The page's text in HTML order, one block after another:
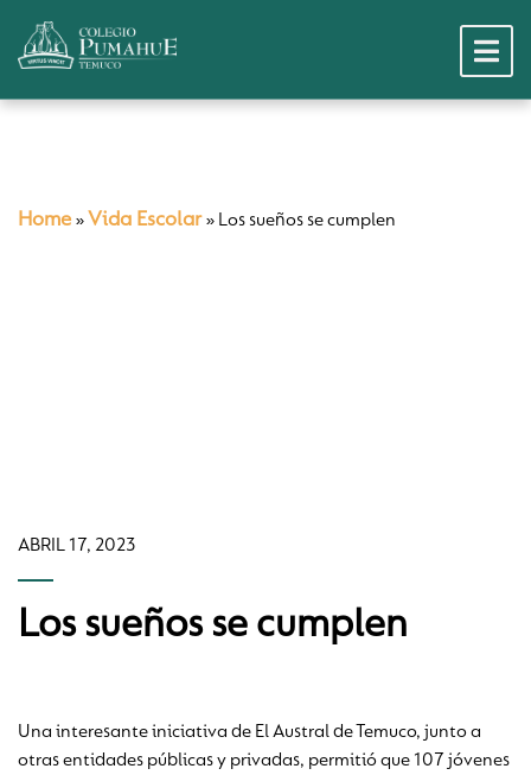
Home » Vida Escolar» Los sueños se cumplen
ABRIL 17, 2023
Los sueños se cumplen
Una interesante iniciativa de El Austral de Temuco, junto a
otras entidades públicas y privadas, permitió que 107 jóvenes